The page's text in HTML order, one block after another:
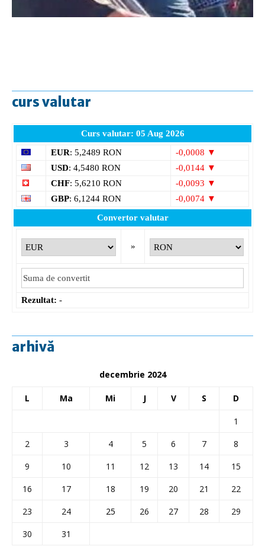
curs valutar
Curs valutar: 05 Aug 2026
EUR: 5,2489 RON
-0,0008 ▼
USD: 4,5480 RON
-0,0144 ▼
CHF: 5,6210 RON
-0,0093 ▼
GBP: 6,1244 RON
-0,0074 ▼
Convertor valutar
»
Rezultat: -
arhivă
decembrie 2024
L Ma Mi J V S D
1
2
3 4 5 6 7
8
9
10 11 12 13 14
15
16
17 18 19 20 21
22
23
24 25 26 27 28
29
30
31